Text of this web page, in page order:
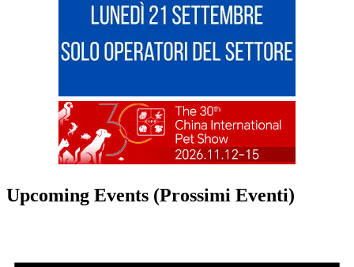
Upcoming Events (Prossimi Eventi)